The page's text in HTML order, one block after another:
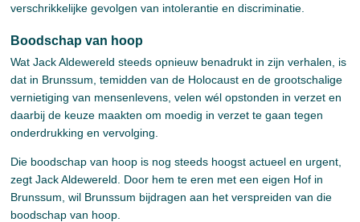
verschrikkelijke gevolgen van intolerantie en discriminatie.
Boodschap van hoop
Wat Jack Aldewereld steeds opnieuw benadrukt in zijn verhalen, is
dat in Brunssum, temidden van de Holocaust en de grootschalige
vernietiging van mensenlevens, velen wél opstonden in verzet en
daarbij de keuze maakten om moedig in verzet te gaan tegen
onderdrukking en vervolging.
Die boodschap van hoop is nog steeds hoogst actueel en urgent,
zegt Jack Aldewereld. Door hem te eren met een eigen Hof in
Brunssum, wil Brunssum bijdragen aan het verspreiden van die
boodschap van hoop.